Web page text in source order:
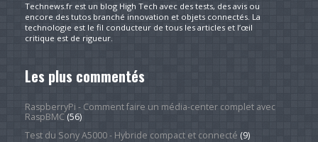
Technews.fr est un blog High Tech avec des tests, des avis ou
encore des tutos branché innovation et objets connectés. La
technologie est le fil conducteur de tous les articles et l’œil
critique est de rigueur.
Les plus commentés
RaspberryPi - Comment faire un média-center complet avec
RaspBMC(56)
Test du Sony A5000 - Hybride compact et connecté (9)